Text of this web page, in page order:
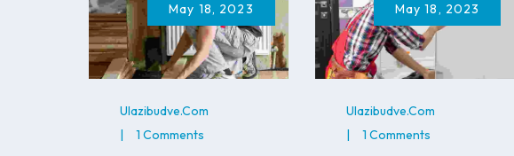
May 18, 2023
Ulazibudve.com
1 Comments
May 18, 2023
Ulazibudve.com
1 Comments